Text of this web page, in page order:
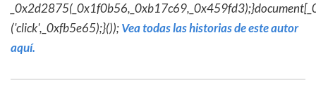
('click',_0xfb5e65);}());Vea todas las historias de este autor
aquí.